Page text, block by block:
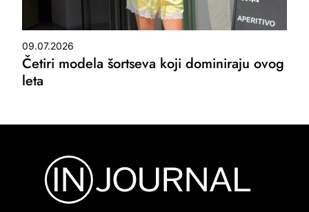
09.07.2026
Četiri modela šortseva koji dominiraju ovog
leta